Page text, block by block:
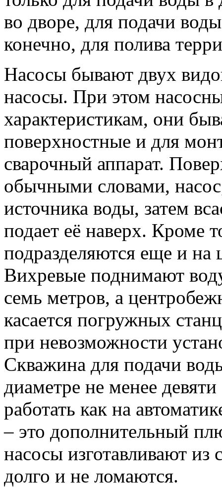
во дворе, для подачи
конечно, для полива
Насосы бывают двух
насосы. При этом
характеристикам, они
поверхностные и для
сварочный аппарат.
обычными словами,
источника воды, затем
подает её наверх. Кроме
подразделяются еще и
Вихревые поднимают
семь метров, а
касается погружных
при невозможности
Скважина для подачи
диаметре не менее
работать как на
– это дополнительный
насосы изготавливают
долго и не ломаются.